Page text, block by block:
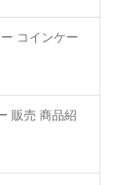
コインケー
販売 商品紹